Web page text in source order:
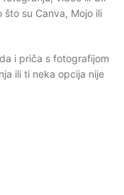
su Canva, Mojo ili
i priča s fotografijom
ili ti neka opcija nije